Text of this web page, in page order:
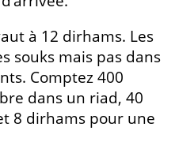
à 12 dirhams. Les
souks mais pas dans
Comptez 400
dans un riad, 40
8 dirhams pour une